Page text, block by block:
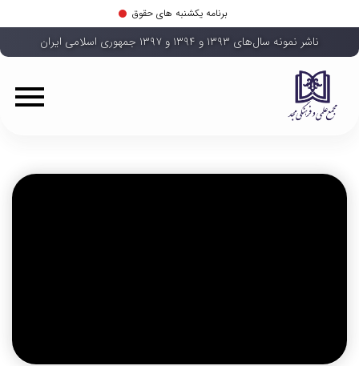
برنامه یکشنبه های حقوق
ناشر نمونه سال‌های ۱۳۹۳ و ۱۳۹۴ و ۱۳۹۷ جمهوری اسلامی ایران